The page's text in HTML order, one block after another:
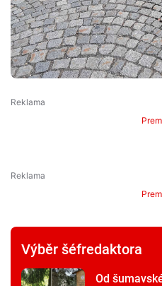
Výběr šéfredaktora
Od